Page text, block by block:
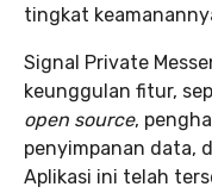
tingkat
Signal Private
keunggulan fitur,
open source,
penyimpanan data,
Aplikasi ini telah